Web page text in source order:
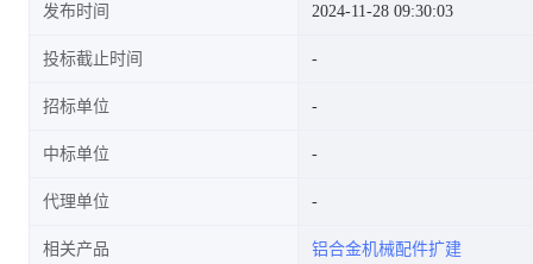
发布时间 2024-11-28 09:30:03
投标截止时间
招标单位
中标单位
代理单位
相关产品 铝合金机械配件扩建